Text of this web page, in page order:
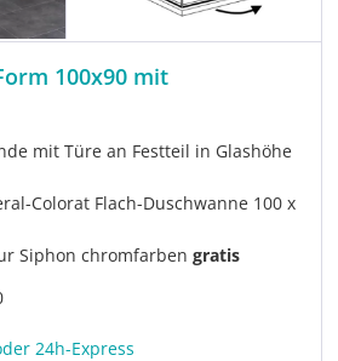
100x90 mit
mit Türe an Festteil in Glashöhe
Colorat Flach-Duschwanne 100 x
Siphon chromfarbengratis
24h-Express